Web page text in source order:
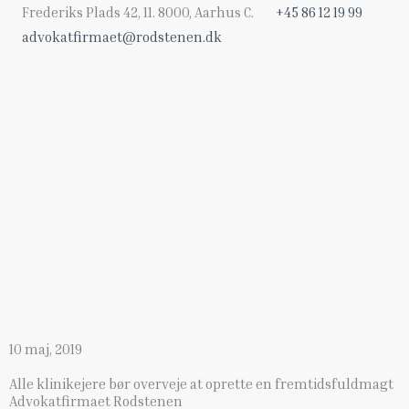
Frederiks Plads 42, 11. 8000, Aarhus C.
+45 86 12 19 99
advokatfirmaet@rodstenen.dk
10 maj, 2019
Alle klinikejere bør overveje at oprette en fremtidsfuldmagt
Advokatfirmaet Rodstenen